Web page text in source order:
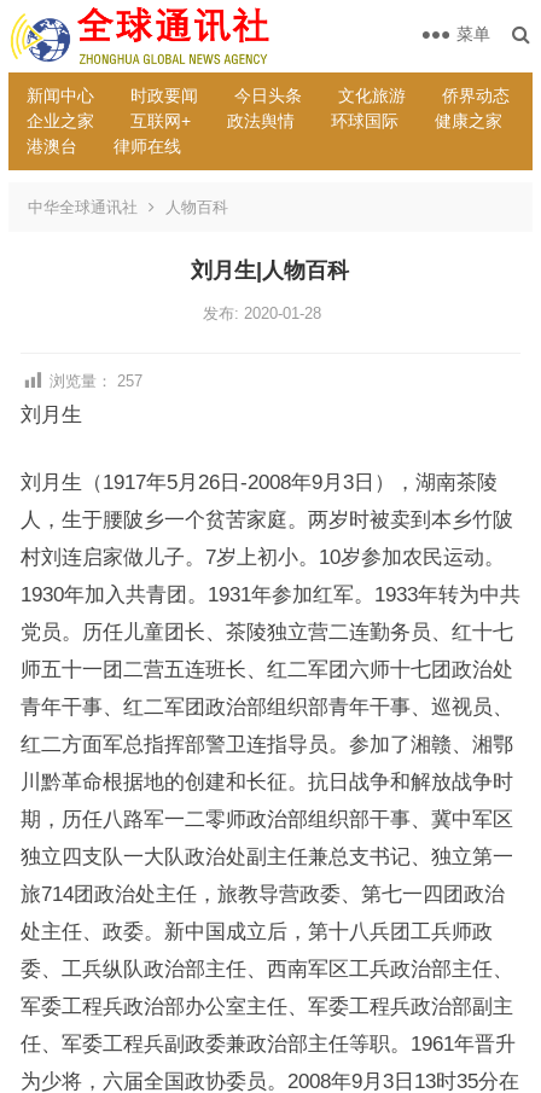
新闻中心 时政要闻 今日头条 文化旅游
侨界动态
企业之家
互联网+ 政法舆情 环球国际
健康之家
港澳台
律师在线
菜单
中华全球通讯社 人物百科
刘月生|人物百科
发布: 2020-01-28
浏览量： 257
刘月生
刘月生（1917年5月26日-2008年9月3日），湖南茶陵
人，生于腰陂乡一个贫苦家庭。两岁时被卖到本乡竹陂
村刘连启家做儿子。7岁上初小。10岁参加农民运动。
1930年加入共青团。1931年参加红军。1933年转为中共
党员。历任儿童团长、茶陵独立营二连勤务员、红十七
师五十一团二营五连班长、红二军团六师十七团政治处
青年干事、红二军团政治部组织部青年干事、巡视员、
红二方面军总指挥部警卫连指导员。参加了湘赣、湘鄂
川黔革命根据地的创建和长征。抗日战争和解放战争时
期，历任八路军一二零师政治部组织部干事、冀中军区
独立四支队一大队政治处副主任兼总支书记、独立第一
旅714团政治处主任，旅教导营政委、第七一四团政治
处主任、政委。新中国成立后，第十八兵团工兵师政
委、工兵纵队政治部主任、西南军区工兵政治部主任、
军委工程兵政治部办公室主任、军委工程兵政治部副主
任、军委工程兵副政委兼政治部主任等职。1961年晋升
为少将，六届全国政协委员。2008年9月3日13时35分在